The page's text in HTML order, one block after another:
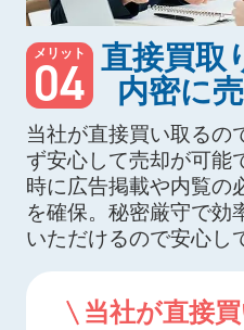
メリット
04 直接買取
内密に
当社が直接買い取るの
ず安心して売却が可能
時に広告掲載や内覧の
を確保。秘密厳守で効
いただけるので安心し
当社が直接